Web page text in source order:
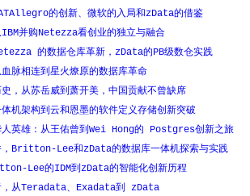
的创新、微软的入局和zData的借鉴
并购Netezza看创业的独立与融合
的数据仓库革新，zData的PB级数仓实践
脉相连到星火燎原的数据库革命
，从苏岳威到萧开美，中国贡献不曾缺席
机架构到云和恩墨的软件定义存储创新突破
人英雄：从王佑曾到Wei Hong的 Postgres创新之旅
，Britton-Lee和zData的数据库一体机探索与实践
Lee的IDM到zData的智能化创新历程
，从Teradata、Exadata到 zData